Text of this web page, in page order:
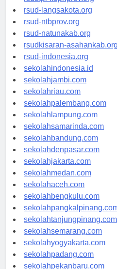
rsudtpi-kepriprov.org
rsud-langsakota.org
rsud-ntbprov.org
rsud-natunakab.org
rsudkisaran-asahankab.org
rsud-indonesia.org
sekolahindonesia.id
sekolahjambi.com
sekolahriau.com
sekolahpalembang.com
sekolahlampung.com
sekolahsamarinda.com
sekolahbandung.com
sekolahdenpasar.com
sekolahjakarta.com
sekolahmedan.com
sekolahaceh.com
sekolahbengkulu.com
sekolahpangkalpinang.com
sekolahtanjungpinang.com
sekolahsemarang.com
sekolahyogyakarta.com
sekolahpadang.com